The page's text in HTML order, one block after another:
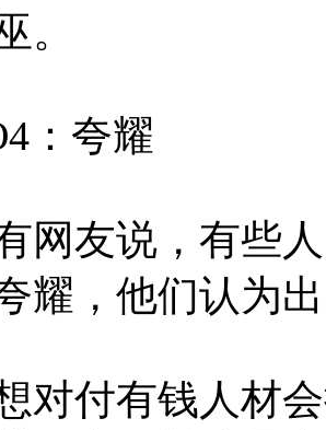
。
：夸耀
网友说，有些
耀，他们认为
对付有钱人材